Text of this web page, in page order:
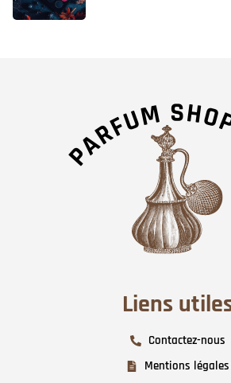
Liens
Contactez-nous
Mentions légales